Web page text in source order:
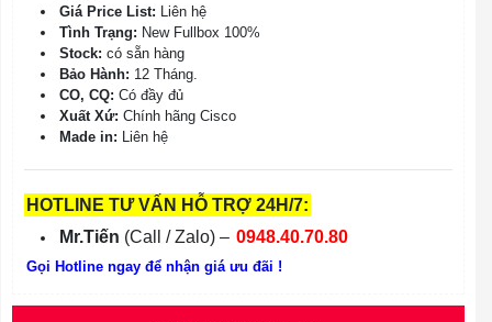
Giá Price List: Liên hệ
Tình Trạng: New Fullbox 100%
Stock: có sẵn hàng
Bảo Hành: 12 Tháng.
CO, CQ: Có đầy đủ
Xuất Xứ: Chính hãng Cisco
Made in: Liên hệ
HOTLINE TƯ VẤN HỖ TRỢ 24H/7:
Mr.Tiến (Call / Zalo) – 0948.40.70.80
Gọi Hotline ngay để nhận giá ưu đãi !